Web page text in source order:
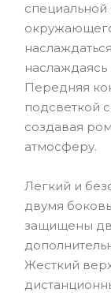
Передняя
подсветкой
создавая
атмосферу.
Легкий и
двумя
защищены
Жесткий